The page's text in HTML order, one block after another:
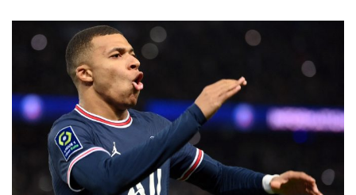
DIRECTO
FEMENINO
PAPARAZZI
OKDIARIO